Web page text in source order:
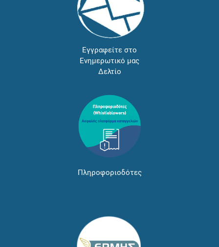
Εγγραφείτε στο
Ενημερωτικό μας
Δελτίο
Πληροφοριοδότες